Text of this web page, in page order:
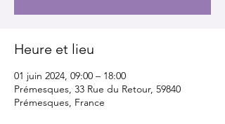
Heure et lieu
01 juin 2024, 09:00 – 18:00
Prémesques, 33 Rue du Retour, 59840
Prémesques, France